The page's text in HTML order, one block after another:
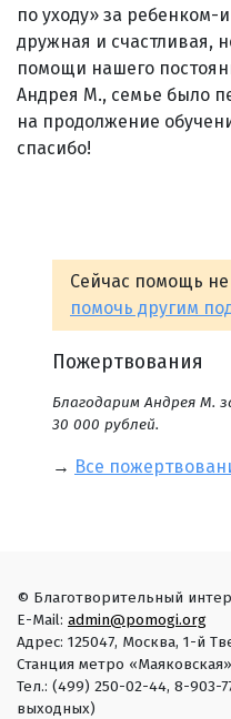
по уходу» за ребенком-
дружная и счастливая,
помощи нашего
Андрея М., семье было
на продолжение
спасибо!
Сейчас помощь
помочь другим
Пожертвования
Благодарим Андрея М.
30 000 рублей.
→ Все
© Благотворительный
E-Mail: admin@pomogi.org
Адрес: 125047, Москва, 1-й
Станция метро
Тел.: (499) 250-02-44, 8-903-
выходных)